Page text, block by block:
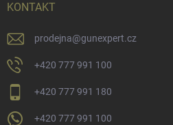
KONTAKT
prodejna@gunexpert.cz
+420 777 991 100
+420 777 991 180
+420 777 991 100